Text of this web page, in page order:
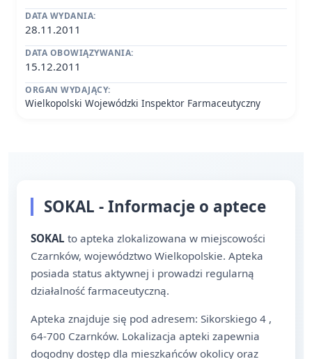
DATA WYDANIA:
28.11.2011
DATA OBOWIĄZYWANIA:
15.12.2011
ORGAN WYDAJĄCY:
Wielkopolski Wojewódzki Inspektor Farmaceutyczny
SOKAL - Informacje o aptece
SOKAL to apteka zlokalizowana w miejscowości
Czarnków, województwo Wielkopolskie. Apteka
posiada status aktywnej i prowadzi regularną
działalność farmaceutyczną.
Apteka znajduje się pod adresem: Sikorskiego 4 ,
64-700 Czarnków. Lokalizacja apteki zapewnia
dogodny dostęp dla mieszkańców okolicy oraz